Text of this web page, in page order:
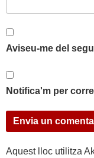
Aviseu-me del
Notifica'm per
Aquest lloc utilitza